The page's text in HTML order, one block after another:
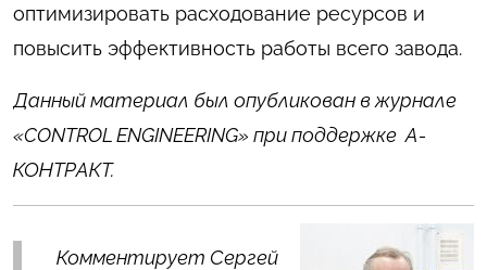
оптимизировать расходование ресурсов и
повысить эффективность работы всего завода.
Данный материал был опубликован в журнале
«CONTROL ENGINEERING» при поддержке А-
КОНТРАКТ.
Комментирует Сергей